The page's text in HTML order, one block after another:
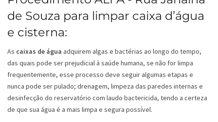
de Souza para limpar caixa d’água
e cisterna:
As caixas de água adquirem algas e bactérias ao longo do tempo,
das quais pode ser prejudicial à saúde humana, se não for limpa
frequentemente, esse processo deve seguir algumas etapas e
nunca pode ser pulado; drenagem, limpeza das paredes internas e
desinfecção do reservatório com laudo bactericida, tendo a certeza
de que sua água é a mais limpa e segura possível.